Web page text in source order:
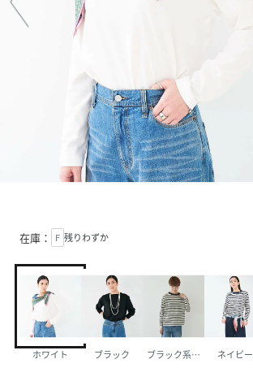
在庫： F 残りわずか
ホワイト ブラック ブラック系その他1ネイビー